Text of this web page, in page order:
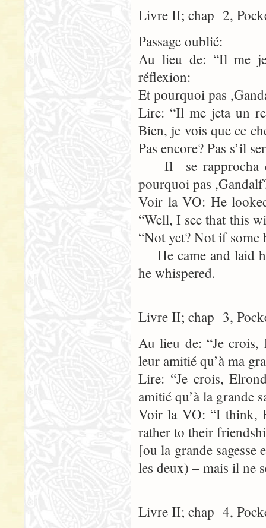
Livre II; chap 2,
Passage oublié:
Au lieu de: “Il me
réflexion:
Et pourquoi pas
Lire: “Il me jeta un
Bien, je vois que ce
Pas encore? Pas s’il
Il se rapprocha
pourquoi pas
Voir la VO: He
“Well, I see that this
“Not yet? Not if some
He came and laid
he whispered.
Livre II; chap 3,
Au lieu de: “Je crois,
leur amitié qu’à ma
Lire: “Je crois,
amitié qu’à la grande
Voir la VO: “I think,
rather to their
[ou la grande sagesse
les deux) – mais il ne
Livre II; chap 4,